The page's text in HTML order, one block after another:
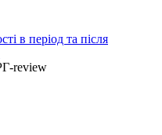
в період та після
review